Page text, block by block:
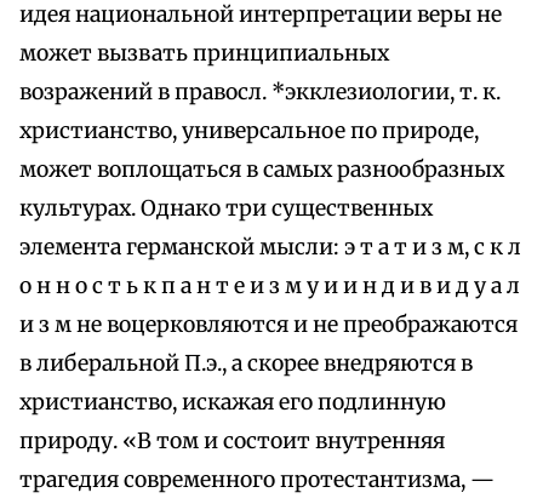
идея национальной интерпретации веры не
может вызвать принципиальных
возражений в правосл. *экклезиологии, т. к.
христианство, универсальное по природе,
может воплощаться в самых разнообразных
культурах. Однако три существенных
элемента германской мысли: э т а т и з м, с к л
о н н о с т ь к п а н т е и з м у и и н д и в и д у а л
и з м не воцерковляются и не преображаются
в либеральной П.э., а скорее внедряются в
христианство, искажая его подлинную
природу. «В том и состоит внутренняя
трагедия современного протестантизма, —